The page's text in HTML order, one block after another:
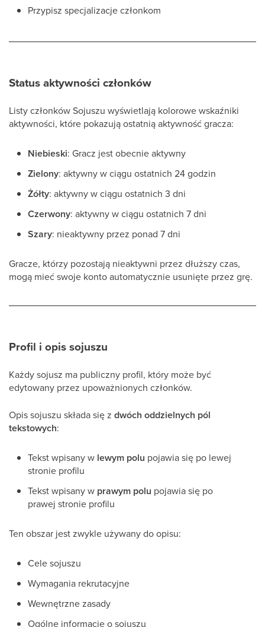
Przypisz specjalizacje członkom
Status aktywności członków
Listy członków Sojuszu wyświetlają kolorowe wskaźniki
aktywności, które pokazują ostatnią aktywność gracza:
Niebieski: Gracz jest obecnie aktywny
Zielony: aktywny w ciągu ostatnich 24 godzin
Żółty: aktywny w ciągu ostatnich 3 dni
Czerwony: aktywny w ciągu ostatnich 7 dni
Szary: nieaktywny przez ponad 7 dni
Gracze, którzy pozostają nieaktywni przez dłuższy czas,
mogą mieć swoje konto automatycznie usunięte przez grę.
Profil i opis sojuszu
Każdy sojusz ma publiczny profil, który może być
edytowany przez upoważnionych członków.
Opis sojuszu składa się z dwóch oddzielnych pól
tekstowych:
Tekst wpisany w lewym polu pojawia się po lewej
stronie profilu
Tekst wpisany w prawym polu pojawia się po
prawej stronie profilu
Ten obszar jest zwykle używany do opisu:
Cele sojuszu
Wymagania rekrutacyjne
Wewnętrzne zasady
Ogólne informacje o sojuszu